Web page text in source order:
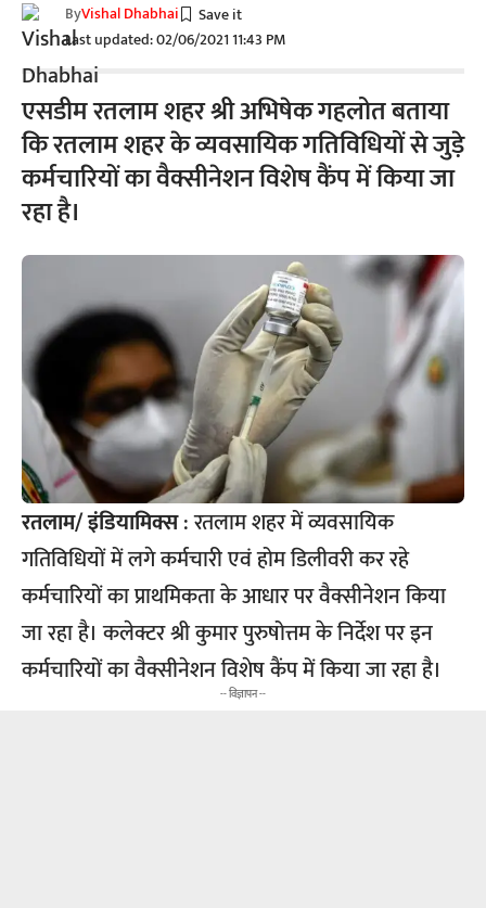
Last updated: 02/06/2021 11:43 PM
ByVishal Dhabhai
एसडीम रतलाम शहर श्री अभिषेक गहलोत बताया
कि रतलाम शहर के व्यवसायिक गतिविधियों से जुड़े
कर्मचारियों का वैक्सीनेशन विशेष कैंप में किया जा
रहा है।
रतलाम/ इंडियामिक्स: रतलाम शहर में व्यवसायिक
गतिविधियों में लगे कर्मचारी एवं होम डिलीवरी कर रहे
कर्मचारियों का प्राथमिकता के आधार पर वैक्सीनेशन किया
जा रहा है। कलेक्टर श्री कुमार पुरुषोत्तम के निर्देश पर इन
कर्मचारियों का वैक्सीनेशन विशेष कैंप में किया जा रहा है।
-- विज्ञापन --